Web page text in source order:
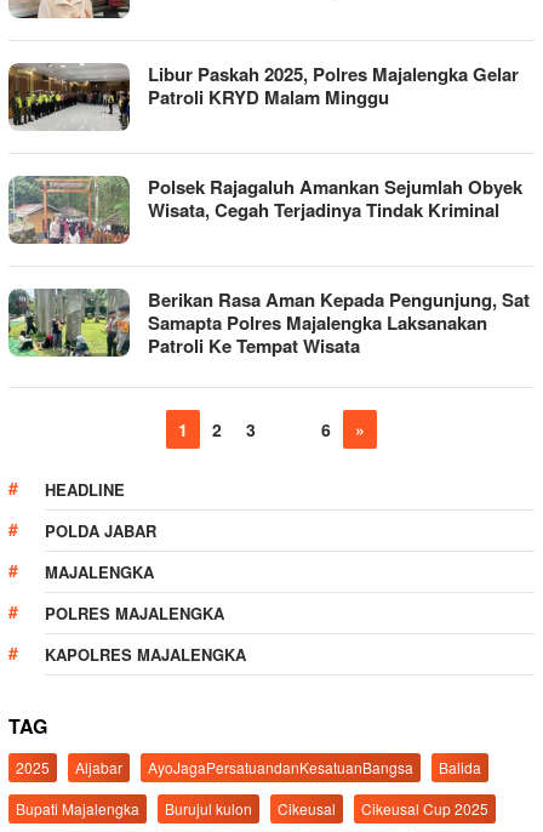
Libur Paskah 2025, Polres Majalengka Gelar
Patroli KRYD Malam Minggu
Polsek Rajagaluh Amankan Sejumlah Obyek
Wisata, Cegah Terjadinya Tindak Kriminal
Berikan Rasa Aman Kepada Pengunjung, Sat
Samapta Polres Majalengka Laksanakan
Patroli Ke Tempat Wisata
1 2 3 6 »
HEADLINE
POLDA JABAR
MAJALENGKA
POLRES MAJALENGKA
KAPOLRES MAJALENGKA
TAG
2025 Aljabar AyoJagaPersatuandanKesatuanBangsa
Balida
Bupati Majalengka
Burujul kulon Cikeusal
Cikeusal Cup 2025